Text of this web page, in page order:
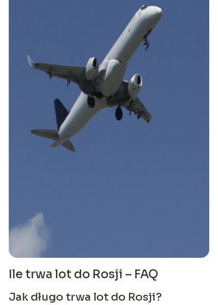
Ile trwa lot do Rosji – FAQ
Jak długo trwa lot do Rosji?